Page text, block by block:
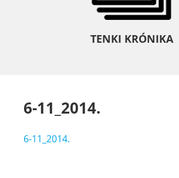
TENKI KRÓNIKA
6-11_2014.
6-11_2014.